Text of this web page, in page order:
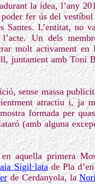
la idea, l’any
poder fer ús del
Santes. L’entitat, no
l’acte. Un dels
molt activament
juntament amb Toni
sense massa
atractiu i, ja
formada per
(amb alguna
en aquella primera
Sigil·latade Pla
de Cerdanyola, la